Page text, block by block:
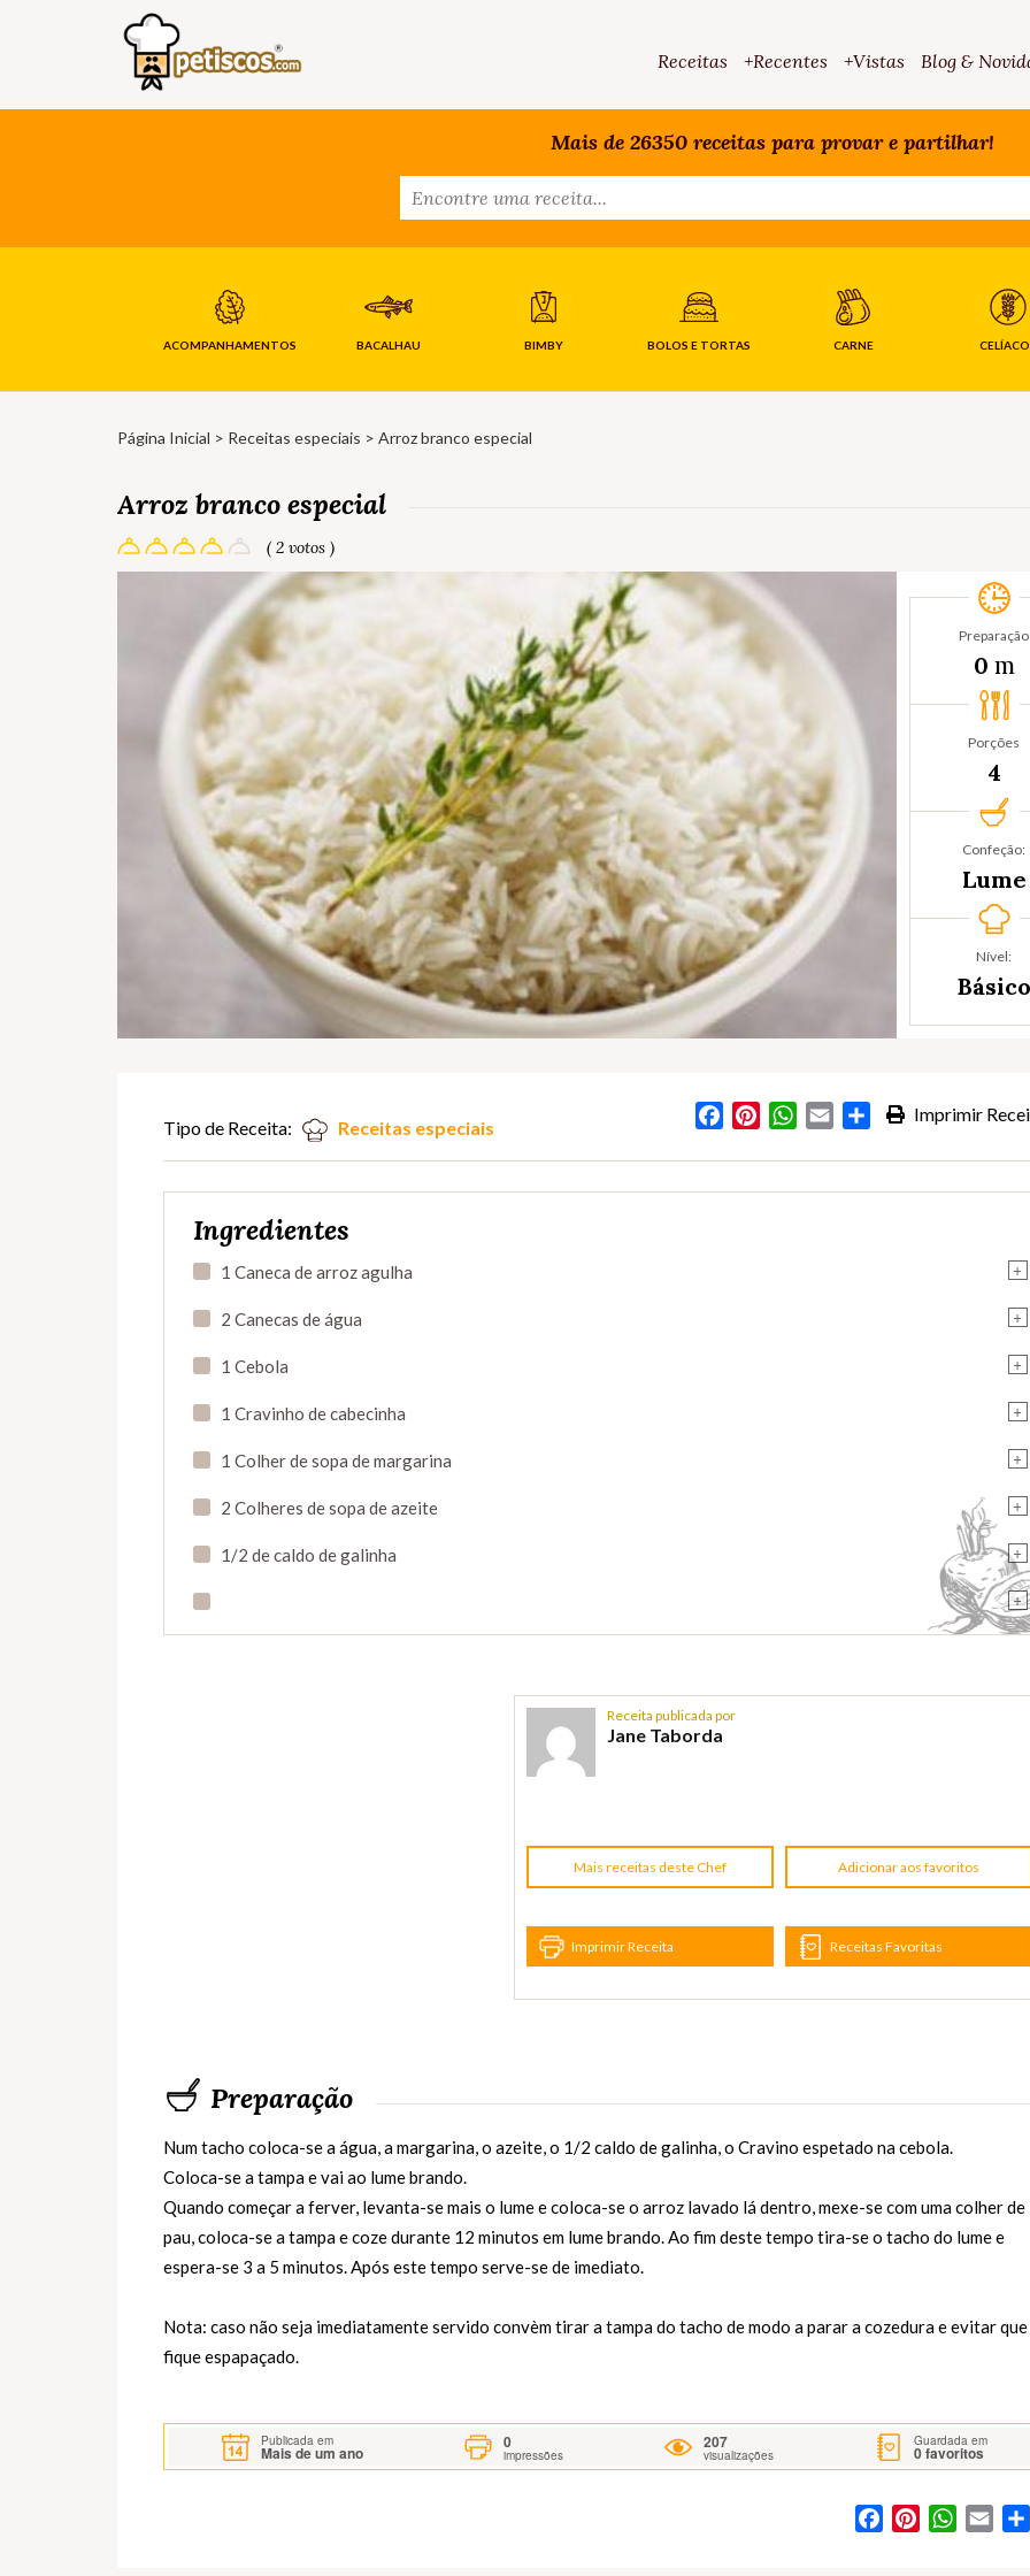
Receitas +Recentes +Vistas Blog &
Mais de 26350 receitas para provar e partilhar!
ACOMPANHAMENTOS BACALHAU BIMBY BOLOS E TORTAS CARNE
Página Inicial > Receitas especiais > Arroz branco especial
Arroz branco especial
( 2 votos )
Preparação
0 m
Porções
4
Confeção:
Lume
Nível:
Básico
Imprimir
FacebookPinterestWhatsApp
Email Partilhar
Tipo de Receita: Receitas especiais
Ingredientes
+
1 Caneca de arroz agulha
+
2 Canecas de água
+
1 Cebola
+
1 Cravinho de cabecinha
+
1 Colher de sopa de margarina
+
2 Colheres de sopa de azeite
+
1/2 de caldo de galinha
+
Receita publicada por
Jane Taborda
Mais receitas deste Chef Adicionar aos favoritos
Imprimir Receita Receitas Favoritas
Preparação
Num tacho coloca-se a água, a margarina, o azeite, o 1/2 caldo de galinha, o Cravino espetado na cebola.
Coloca-se a tampa e vai ao lume brando.
Quando começar a ferver, levanta-se mais o lume e coloca-se o arroz lavado lá dentro, mexe-se com uma colher de
pau, coloca-se a tampa e coze durante 12 minutos em lume brando. Ao fim deste tempo tira-se o tacho do lume e
espera-se 3 a 5 minutos. Após este tempo serve-se de imediato.
Nota: caso não seja imediatamente servido convèm tirar a tampa do tacho de modo a parar a cozedura e evitar que
fique espapaçado.
Publicada em
Mais de um ano
0
impressões
207
visualizações
Guardada em
0favoritos
FacebookPinterestWhatsApp
Email